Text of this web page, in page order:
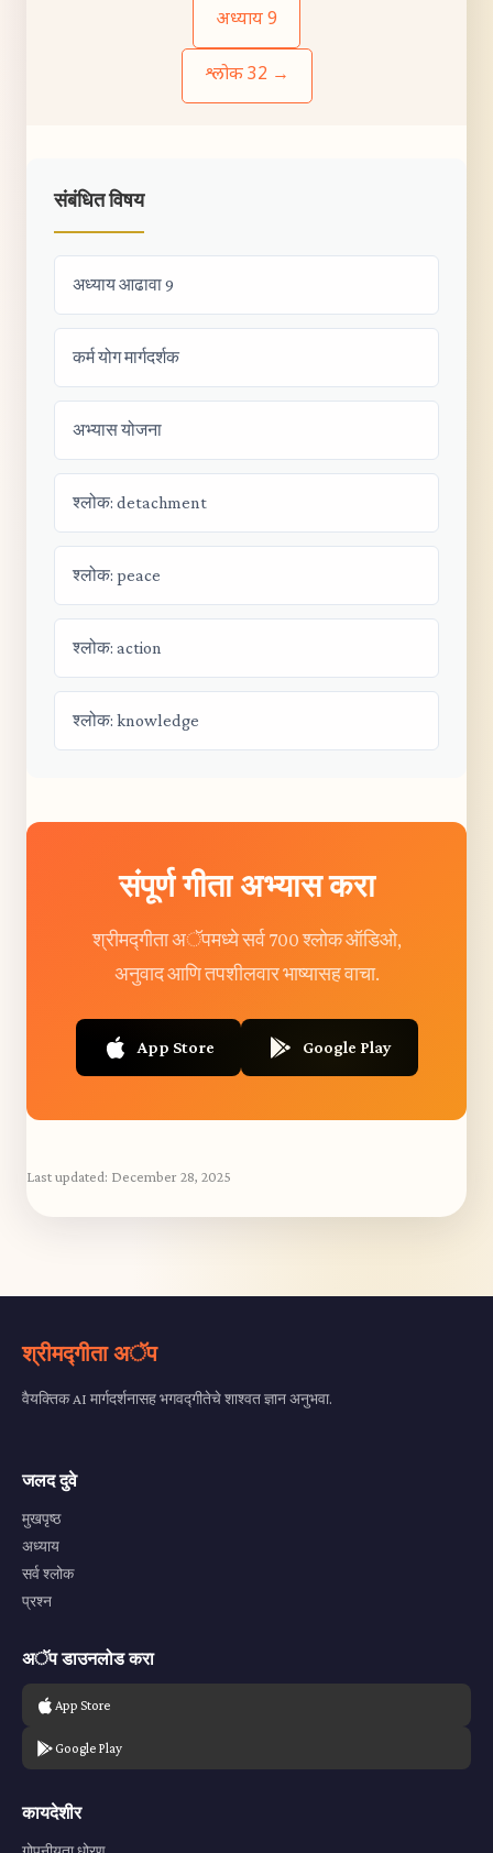
अध्याय 9
श्लोक 32 →
संबंधित विषय
अध्याय आढावा 9
कर्म योग मार्गदर्शक
अभ्यास योजना
श्लोक: detachment
श्लोक: peace
श्लोक: action
श्लोक: knowledge
संपूर्ण गीता अभ्यास करा
श्रीमद्गीता अॅपमध्ये सर्व 700 श्लोक ऑडिओ,
अनुवाद आणि तपशीलवार भाष्यासह वाचा.
App Store Google Play
Last updated: December 28, 2025
श्रीमद्गीता अॅप
वैयक्तिक AI मार्गदर्शनासह भगवद्गीतेचे शाश्वत ज्ञान अनुभवा.
जलद दुवे
मुखपृष्ठ
अध्याय
सर्व श्लोक
प्रश्न
अॅप डाउनलोड करा
App Store
Google Play
कायदेशीर